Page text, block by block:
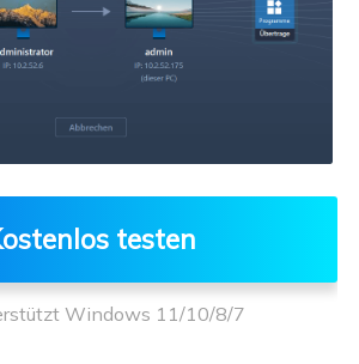
testen
Windows 11/10/8/7